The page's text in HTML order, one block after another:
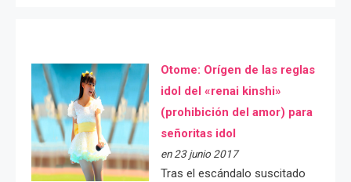
Otome: Orígen de las reglas
idol del «renai kinshi»
(prohibición del amor) para
señoritas idol
en 23 junio 2017
Tras el escándalo suscitado